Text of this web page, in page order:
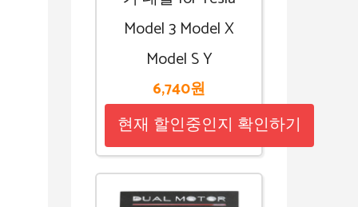
Model 3 Model X
Model S Y
6,740원
현재 할인중인지 확인하기